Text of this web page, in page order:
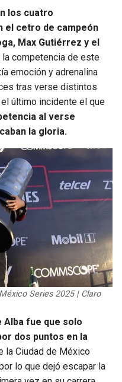
los cuatro
el cetro de campeón
Max Gutiérrez y el
la competencia de este
emoción y adrenalina
tras verse distintos
último incidente el que
al verse
la gloria.
Series 2025 | Claro
Alba fue que solo
dos puntos en la
la Ciudad de México
lo que dejó escapar la